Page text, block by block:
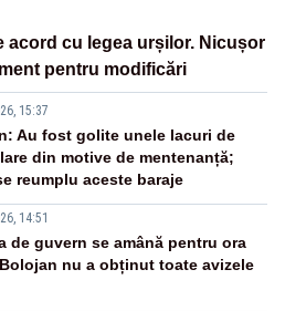
acord cu legea urșilor. Nicușor
pentru modificări
15:37
Au fost golite unele lacuri de
din motive de mentenanță;
reumplu aceste baraje
14:51
de guvern se amână pentru ora
nu a obținut toate avizele